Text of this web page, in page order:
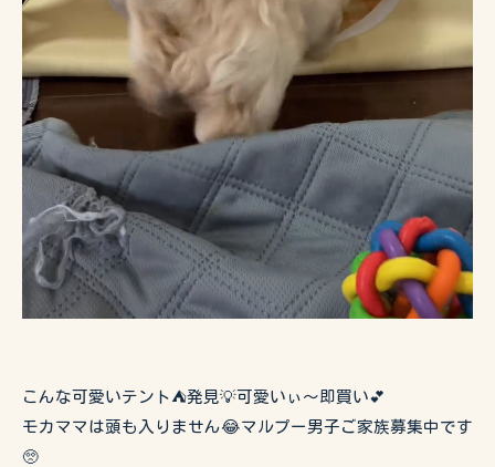
こんな可愛いテント⛺️発見💡可愛いぃ〜即買い💕
モカママは頭も入りません😂マルプー男子ご家族募集中です
🥺